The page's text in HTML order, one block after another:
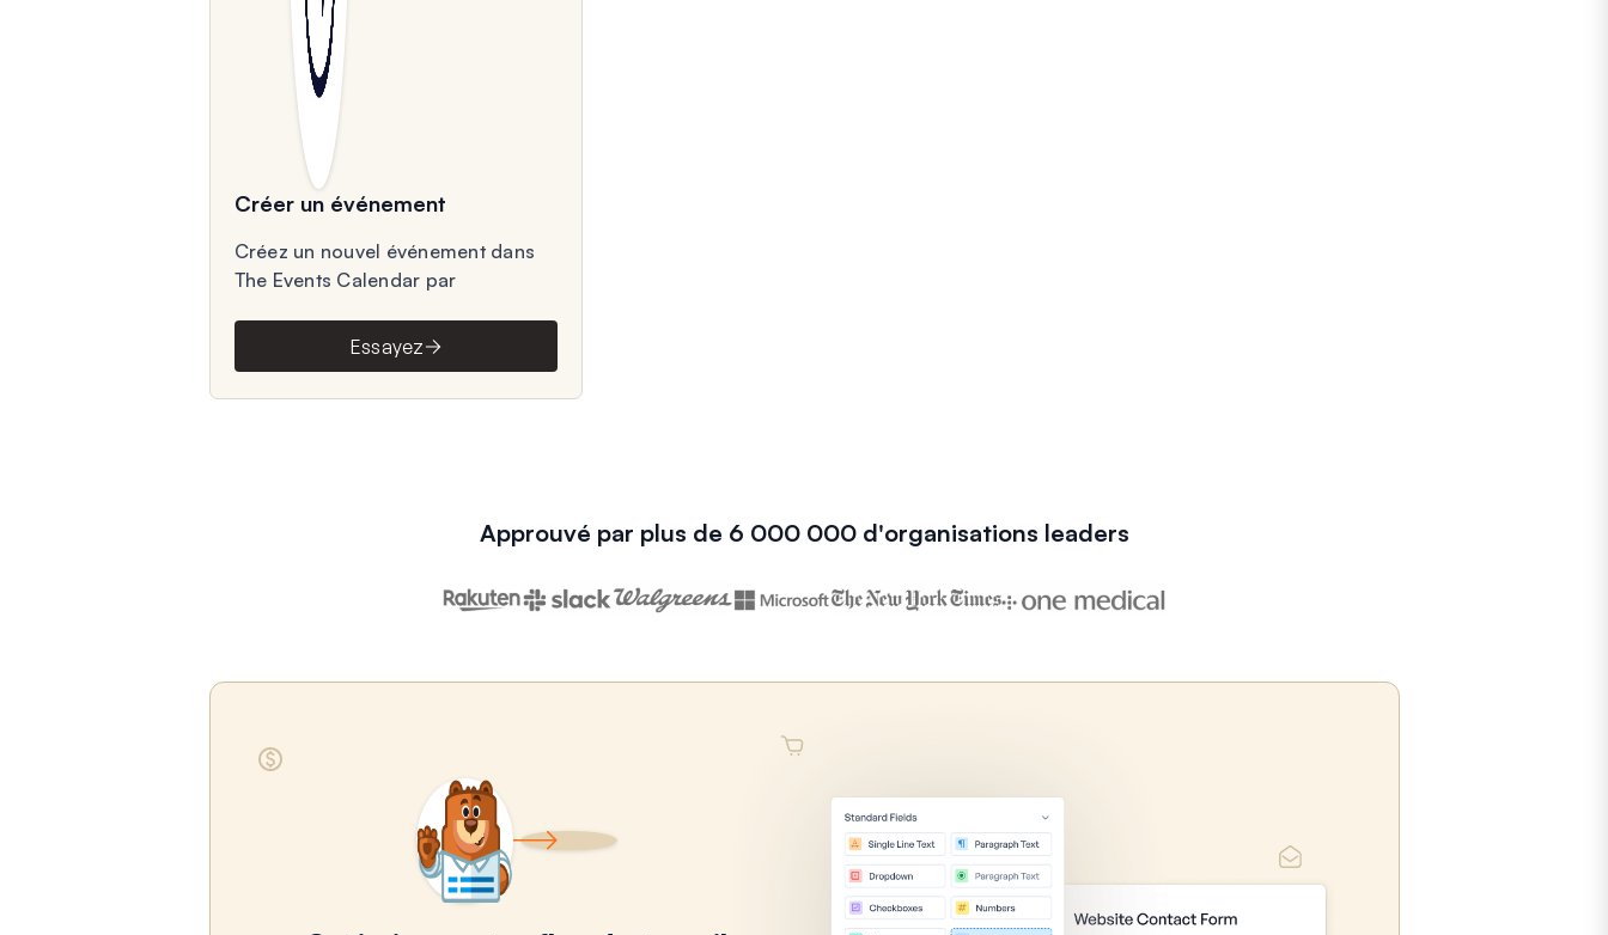
Créer un événement
Créez un nouvel événement dans
The Events Calendar par
Essayez
Approuvé par plus de 6 000 000 d'organisations leaders